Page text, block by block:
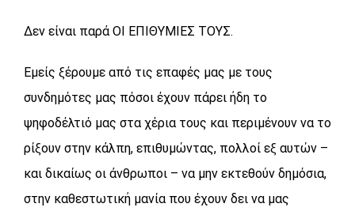
Δεν είναι παρά ΟΙ ΕΠΙΘΥΜΙΕΣ ΤΟΥΣ.
Εμείς ξέρουμε από τις επαφές μας με τους
συνδημότες μας πόσοι έχουν πάρει ήδη το
ψηφοδέλτιό μας στα χέρια τους και περιμένουν να το
ρίξουν στην κάλπη, επιθυμώντας, πολλοί εξ αυτών –
και δικαίως οι άνθρωποι – να μην εκτεθούν δημόσια,
στην καθεστωτική μανία που έχουν δει να μας